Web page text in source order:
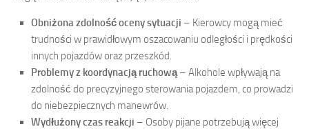
Obniżona zdolność oceny sytuacji – Kierowcy mogą mieć
trudności w prawidłowym oszacowaniu odległości i prędkości
innych pojazdów oraz przeszkód.
Problemy z koordynacją ruchową – Alkohole wpływają na
zdolność do precyzyjnego sterowania pojazdem, co prowadzi
do niebezpiecznych manewrów.
Wydłużony czas reakcji – Osoby pijane potrzebują więcej